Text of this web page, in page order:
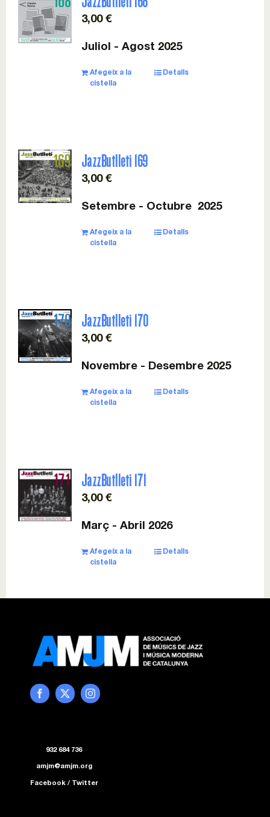
3,00 €
Juliol - Agost 2025
Afegeix a la
cistella
Detalls
JazzButlleti 169
3,00 €
Setembre - Octubre 2025
Afegeix a la
cistella
Detalls
JazzButlleti 170
3,00 €
Novembre - Desembre 2025
Afegeix a la
cistella
Detalls
JazzButlleti 171
3,00 €
Març - Abril 2026
Afegeix a la
cistella
Detalls
932 684 736
amjm@amjm.org
Facebook/ Twitter